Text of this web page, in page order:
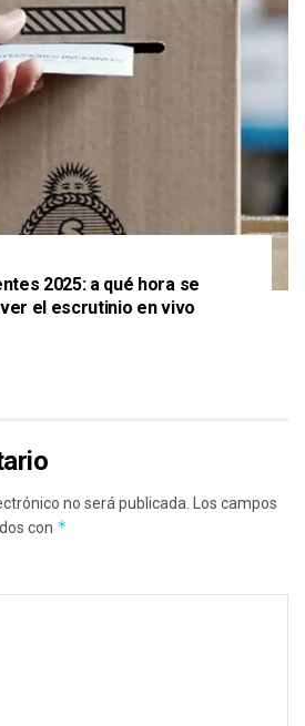
2025: a qué hora se
el escrutinio en vivo
no será publicada.
Los campos
con *